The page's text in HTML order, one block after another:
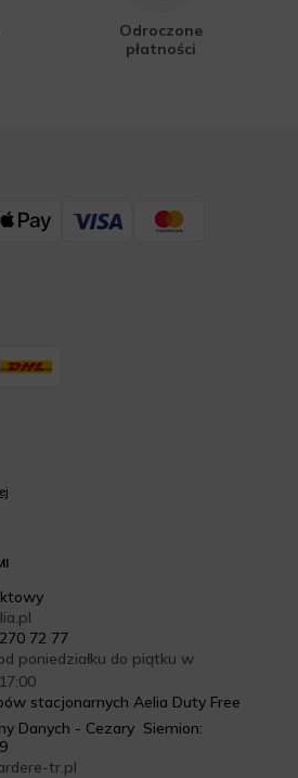
Odroczone
płatności
72 77
poniedziałku do piątku w
stacjonarnych Aelia Duty Free
Danych - Cezary Siemion:
tr.pl